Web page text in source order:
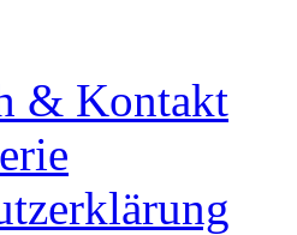
& Kontakt